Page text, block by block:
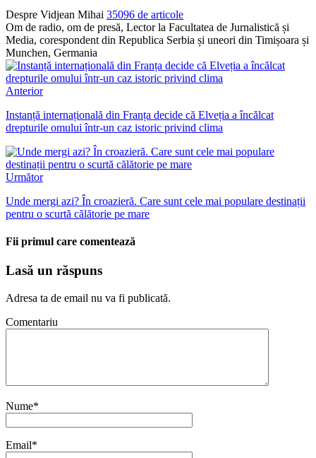
Despre Vidjean Mihai 35096 de articole
Om de radio, om de presă, Lector la Facultatea de Jurnalistică și
Media, corespondent din Republica Serbia și uneori din Timișoara și
Munchen, Germania
Anterior
Instanță internațională din Franța decide că Elveția a încălcat
drepturile omului într-un caz istoric privind clima
Următor
Unde mergi azi? În croazieră. Care sunt cele mai populare destinații
pentru o scurtă călătorie pe mare
Fii primul care comentează
Lasă un răspuns
Adresa ta de email nu va fi publicată.
Comentariu
Nume*
Email*